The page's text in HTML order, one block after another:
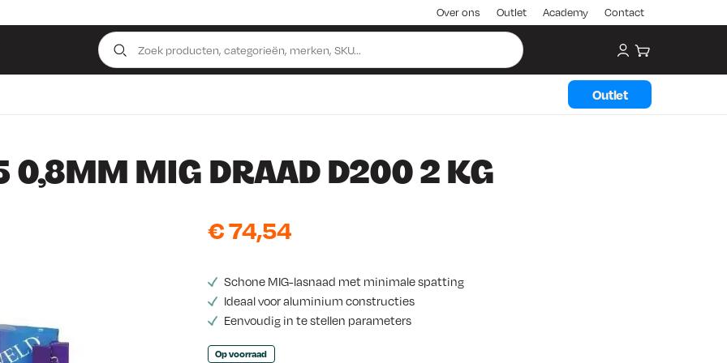
Over ons Outlet Academy Contact
My account
Winkelwagen
Outlet
0,8MM MIG DRAAD D200 2 KG
€74,54
Schone MIG-lasnaad met minimale spatting
Ideaal voor aluminium constructies
Eenvoudig in te stellen parameters
Op voorraad